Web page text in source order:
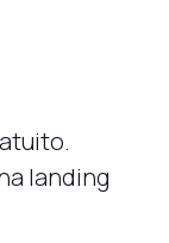
landing